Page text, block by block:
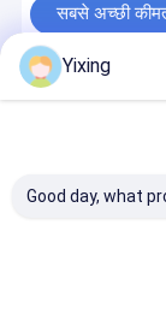
समाधान प्रदान करता है
सबसे अच्छी
होम
Yixing
Good day, what